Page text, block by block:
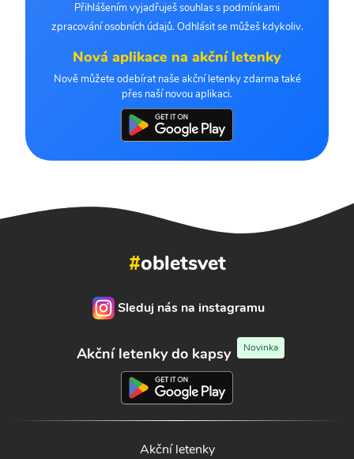
Přihlášením vyjadřuješ souhlas s podmínkami
zpracování osobních údajů. Odhlásit se můžeš kdykoliv.
Nová aplikace na akční letenky
Nově můžete odebírat naše akční letenky zdarma také
přes naší novou aplikaci.
#obletsvet
Sleduj nás na instagramu
Akční letenky do kapsy Novinka
Akční letenky